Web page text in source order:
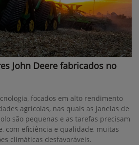
John Deere fabricados no
focados em alto rendimento
agrícolas, nas quais as janelas de
são pequenas e as tarefas precisam
com eficiência e qualidade, muitas
climáticas desfavoráveis.